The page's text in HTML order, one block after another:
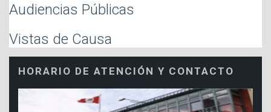
Audiencias Públicas
Vistas de Causa
HORARIO DE ATENCIÓN Y CONTACTO